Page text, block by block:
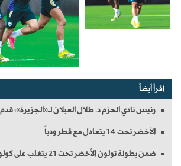
اقرأ أيضاً
رئيس نادي الحزم د. طلال العبلان لـ«الجزيرة»: قدم
الأخضر تحت 14 يتعادل مع قطر ودياً
ضمن بطولة تولون الأخضر تحت 21 يتغلب على كولومبيا